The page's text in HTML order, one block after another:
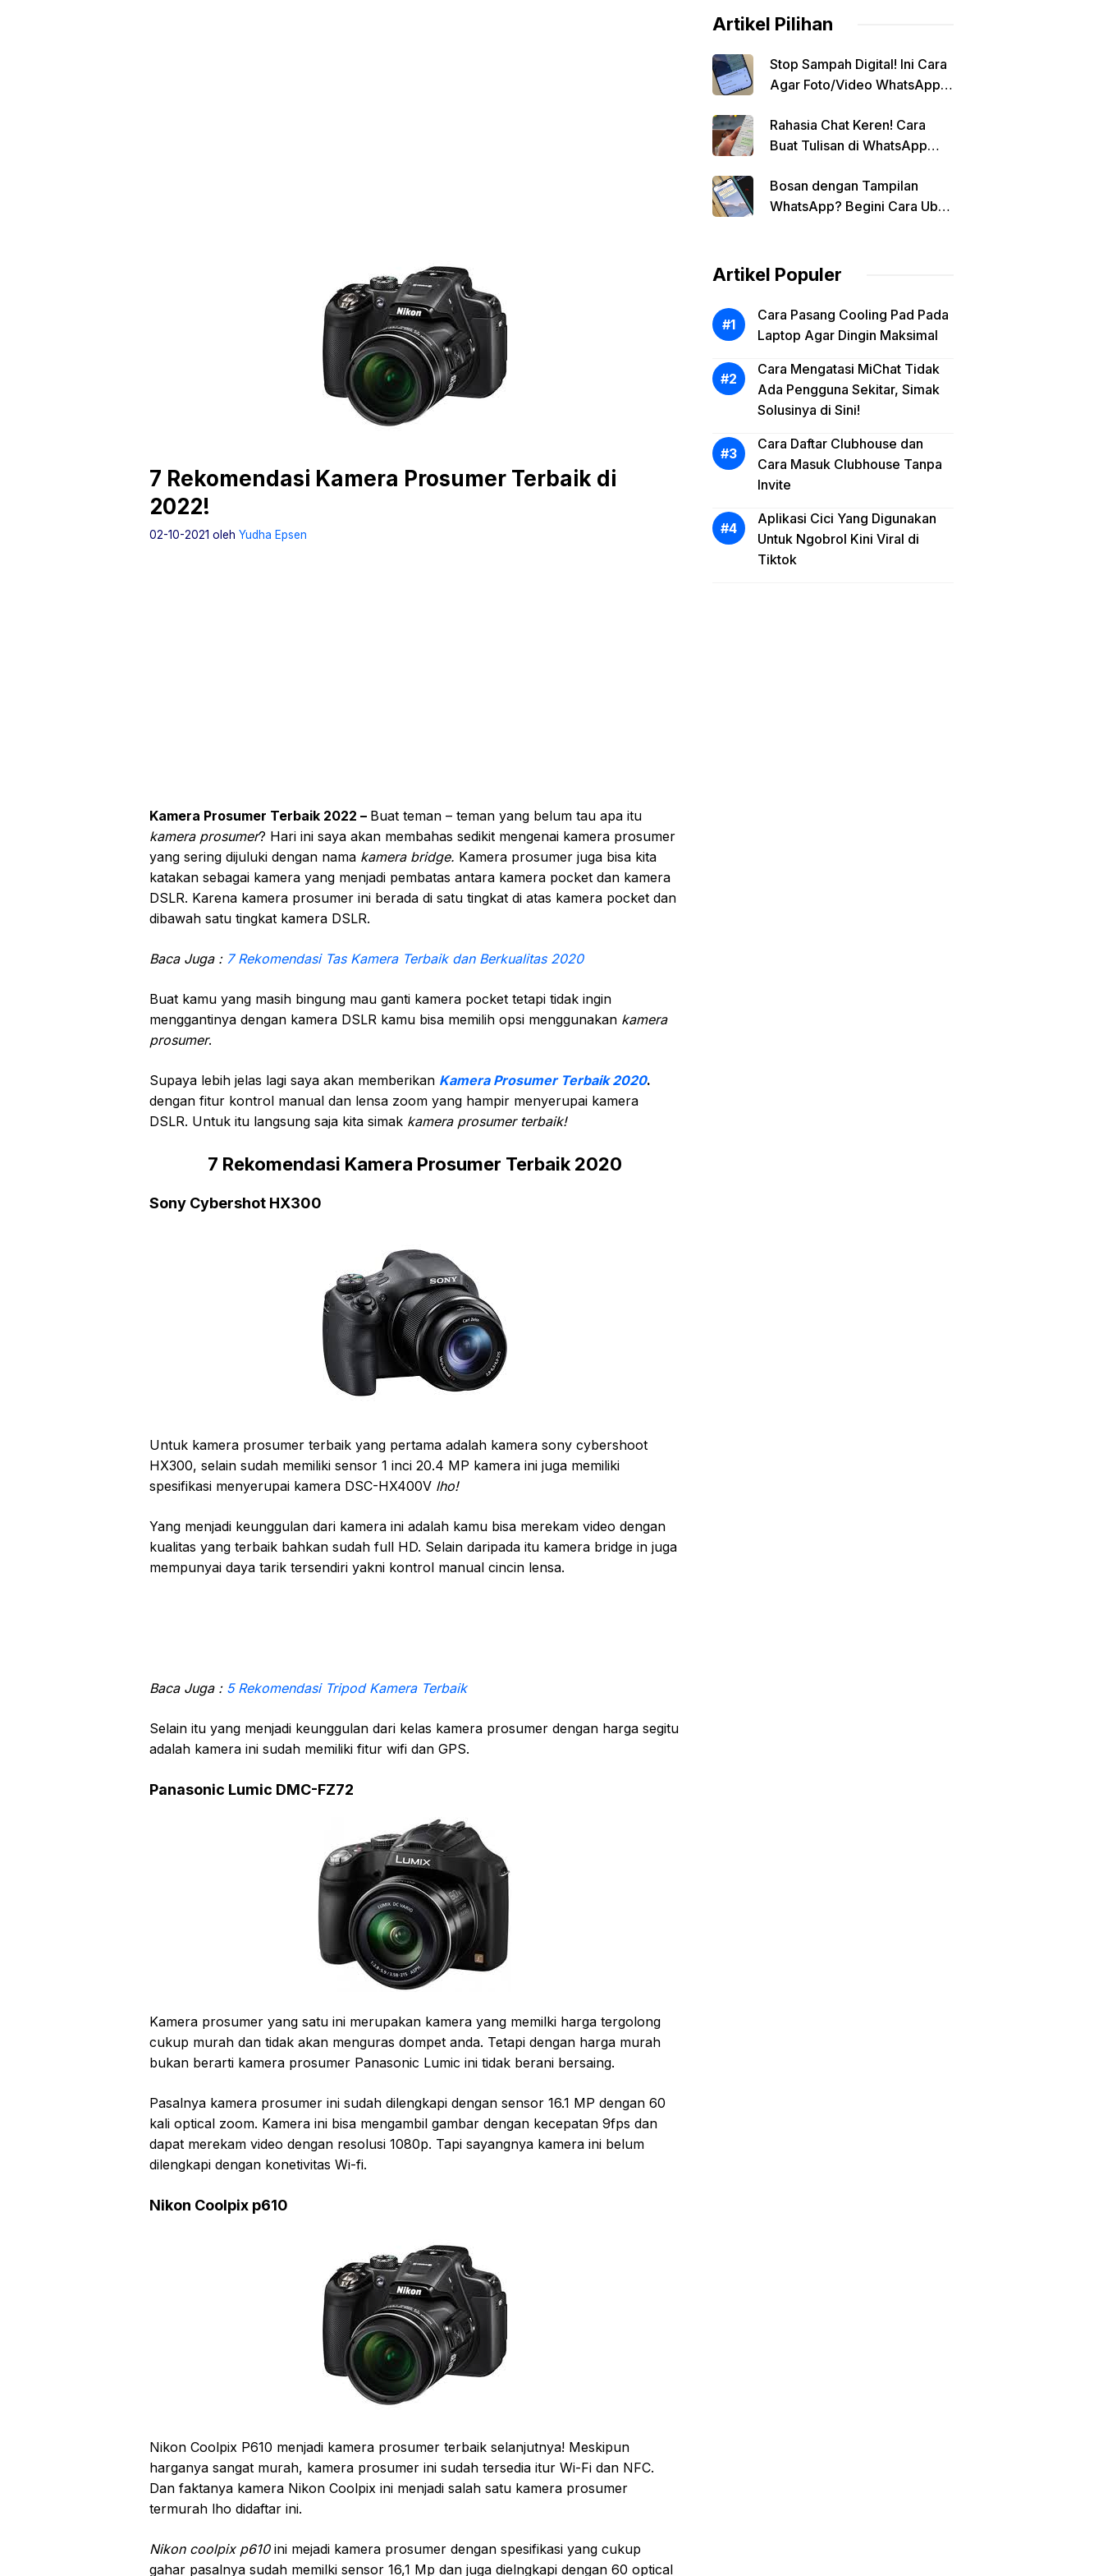
7 Rekomendasi Kamera Prosumer Terbaik di
2022!
02-10-2021 oleh Yudha Epsen
Kamera Prosumer Terbaik 2022 – Buat teman – teman yang belum tau apa itu
kamera prosumer? Hari ini saya akan membahas sedikit mengenai kamera prosumer
yang sering dijuluki dengan nama kamera bridge. Kamera prosumer juga bisa kita
katakan sebagai kamera yang menjadi pembatas antara kamera pocket dan kamera
DSLR. Karena kamera prosumer ini berada di satu tingkat di atas kamera pocket dan
dibawah satu tingkat kamera DSLR.
Baca Juga : 7 Rekomendasi Tas Kamera Terbaik dan Berkualitas 2020
Buat kamu yang masih bingung mau ganti kamera pocket tetapi tidak ingin
menggantinya dengan kamera DSLR kamu bisa memilih opsi menggunakan kamera
prosumer.
Supaya lebih jelas lagi saya akan memberikan Kamera Prosumer Terbaik 2020.
dengan fitur kontrol manual dan lensa zoom yang hampir menyerupai kamera
DSLR. Untuk itu langsung saja kita simak kamera prosumer terbaik!
7 Rekomendasi Kamera Prosumer Terbaik 2020
Sony Cybershot HX300
Untuk kamera prosumer terbaik yang pertama adalah kamera sony cybershoot
HX300, selain sudah memiliki sensor 1 inci 20.4 MP kamera ini juga memiliki
spesifikasi menyerupai kamera DSC-HX400V lho!
Yang menjadi keunggulan dari kamera ini adalah kamu bisa merekam video dengan
kualitas yang terbaik bahkan sudah full HD. Selain daripada itu kamera bridge in juga
mempunyai daya tarik tersendiri yakni kontrol manual cincin lensa.
Baca Juga : 5 Rekomendasi Tripod Kamera Terbaik
Selain itu yang menjadi keunggulan dari kelas kamera prosumer dengan harga segitu
adalah kamera ini sudah memiliki fitur wifi dan GPS.
Panasonic Lumic DMC-FZ72
Kamera prosumer yang satu ini merupakan kamera yang memilki harga tergolong
cukup murah dan tidak akan menguras dompet anda. Tetapi dengan harga murah
bukan berarti kamera prosumer Panasonic Lumic ini tidak berani bersaing.
Pasalnya kamera prosumer ini sudah dilengkapi dengan sensor 16.1 MP dengan 60
kali optical zoom. Kamera ini bisa mengambil gambar dengan kecepatan 9fps dan
dapat merekam video dengan resolusi 1080p. Tapi sayangnya kamera ini belum
dilengkapi dengan konetivitas Wi-fi.
Nikon Coolpix p610
Nikon Coolpix P610 menjadi kamera prosumer terbaik selanjutnya! Meskipun
harganya sangat murah, kamera prosumer ini sudah tersedia itur Wi-Fi dan NFC.
Dan faktanya kamera Nikon Coolpix ini menjadi salah satu kamera prosumer
termurah lho didaftar ini.
Nikon coolpix p610 ini mejadi kamera prosumer dengan spesifikasi yang cukup
gahar pasalnya sudah memilki sensor 16,1 Mp dan juga dielngkapi dengan 60 optical
Artikel Pilihan
Stop Sampah Digital! Ini Cara
Agar Foto/Video WhatsApp
Otomatis
Rahasia Chat Keren! Cara
Buat Tulisan di WhatsApp
Bosan dengan Tampilan
WhatsApp? Begini Cara Ubah
Artikel Populer
Cara Pasang Cooling Pad Pada
Laptop Agar Dingin Maksimal
Cara Mengatasi MiChat Tidak
Ada Pengguna Sekitar, Simak
Solusinya di Sini!
Cara Daftar Clubhouse dan
Cara Masuk Clubhouse Tanpa
Invite
Aplikasi Cici Yang Digunakan
Untuk Ngobrol Kini Viral di
Tiktok